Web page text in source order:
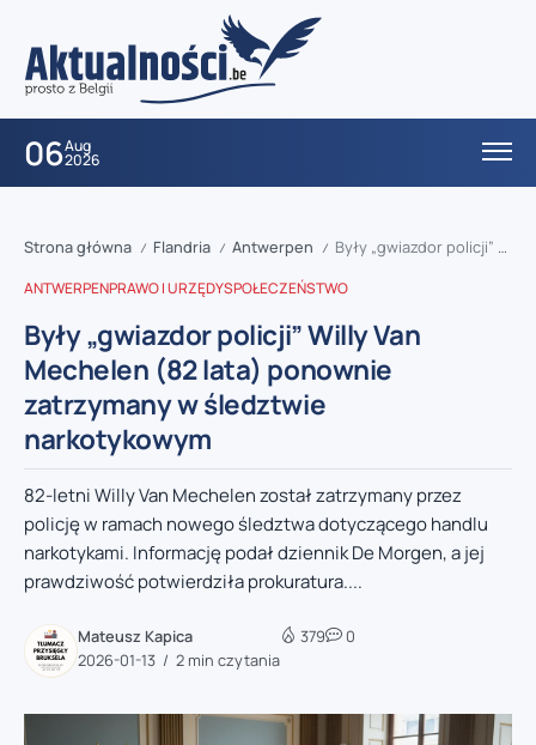
06Aug
2026
Strona główna / Flandria / Antwerpen / Były „gwiazdor policji” Willy Van Mechelen (82 lata) ponownie zatrzymany w śledztwie narkotykowym
ANTWERPENPRAWO I URZĘDYSPOŁECZEŃSTWO
Były „gwiazdor policji” Willy Van
Mechelen (82 lata) ponownie
zatrzymany w śledztwie
narkotykowym
82-letni Willy Van Mechelen został zatrzymany przez
policję w ramach nowego śledztwa dotyczącego handlu
narkotykami. Informację podał dziennik De Morgen, a jej
prawdziwość potwierdziła prokuratura....
Mateusz Kapica
2026-01-13
2 min czytania
379 0